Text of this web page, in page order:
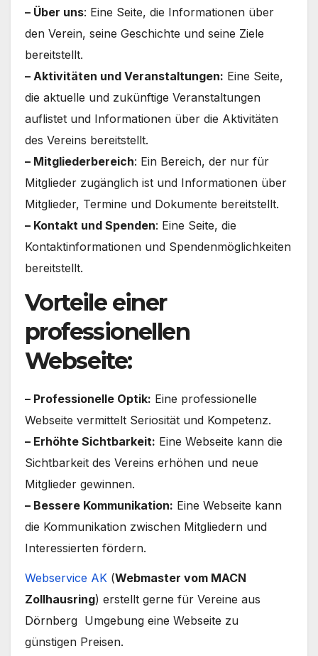
– Über uns: Eine Seite, die Informationen über
den Verein, seine Geschichte und seine Ziele
bereitstellt.
– Aktivitäten und Veranstaltungen: Eine Seite,
die aktuelle und zukünftige Veranstaltungen
auflistet und Informationen über die Aktivitäten
des Vereins bereitstellt.
– Mitgliederbereich: Ein Bereich, der nur für
Mitglieder zugänglich ist und Informationen über
Mitglieder, Termine und Dokumente bereitstellt.
– Kontakt und Spenden: Eine Seite, die
Kontaktinformationen und Spendenmöglichkeiten
bereitstellt.
Vorteile einer
professionellen
Webseite:
– Professionelle Optik: Eine professionelle
Webseite vermittelt Seriosität und Kompetenz.
– Erhöhte Sichtbarkeit: Eine Webseite kann die
Sichtbarkeit des Vereins erhöhen und neue
Mitglieder gewinnen.
– Bessere Kommunikation: Eine Webseite kann
die Kommunikation zwischen Mitgliedern und
Interessierten fördern.
Webservice AK (Webmaster vom MACN
Zollhausring) erstellt gerne für Vereine aus
Dörnberg Umgebung eine Webseite zu
günstigen Preisen.